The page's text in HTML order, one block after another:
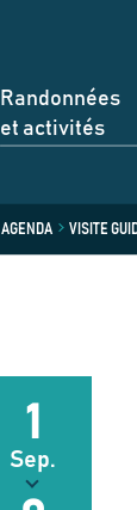
Randonnées
et activités
AGENDA VISITE
1
Sep.